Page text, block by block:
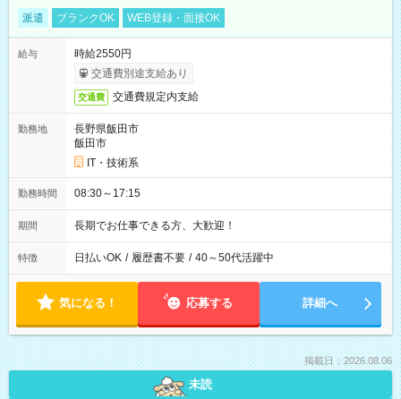
派遣 ブランクOK WEB登録・面接OK
給与
時給2550円
交通費別途支給あり
交通費 交通費規定内支給
勤務地
長野県飯田市
飯田市
IT・技術系
勤務時間 08:30～17:15
期間 長期でお仕事できる方、大歓迎！
特徴 日払いOK / 履歴書不要 / 40～50代活躍中
気になる！ 応募する 詳細へ
掲載日：2026.08.06
未読